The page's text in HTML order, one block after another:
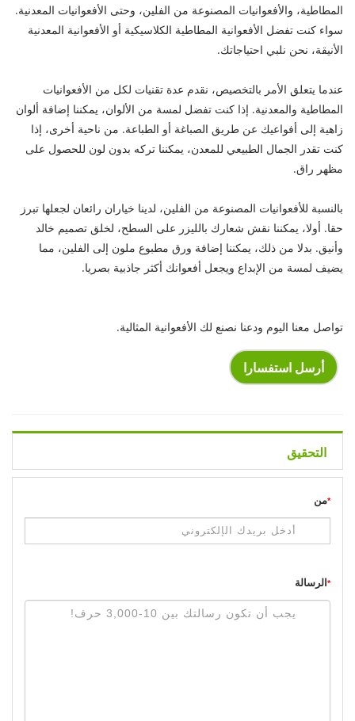
المطاطية، والأفعوانيات المصنوعة من الفلين، وحتى الأفعوانيات المعدنية.
سواء كنت تفضل الأفعوانية المطاطية الكلاسيكية أو الأفعوانية المعدنية
الأنيقة، نحن نلبي احتياجاتك.
عندما يتعلق الأمر بالتخصيص، نقدم عدة تقنيات لكل من الأفعوانيات
المطاطية والمعدنية. إذا كنت تفضل لمسة من الألوان، يمكننا إضافة ألوان
زاهية إلى أفواعيك عن طريق الصباغة أو الطباعة. من ناحية أخرى، إذا
كنت تقدر الجمال الطبيعي للمعدن، يمكننا تركه بدون لون للحصول على
مظهر راق.
بالنسبة للأفعوانيات المصنوعة من الفلين، لدينا خياران رائعان لجعلها تبرز
حقا. أولا، يمكننا نقش شعارك بالليزر على السطح، لخلق تصميم خالد
وأنيق. بدلا من ذلك، يمكننا إضافة ورق مطبوع ملون إلى الفلين، مما
يضيف لمسة من الإبداع ويجعل أفعوانك أكثر جاذبية بصريا.
تواصل معنا اليوم ودعنا نصنع لك الأفعوانية المثالية.
أرسل استفسارا
التحقيق
*من
*الرسالة